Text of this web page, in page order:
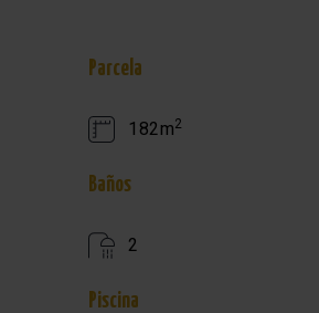
Parcela
182m2
Baños
2
Piscina